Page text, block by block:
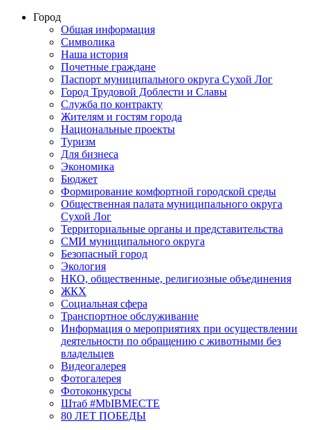
Город
Общая информация
Символика
Наша история
Почетные граждане
Паспорт муниципального округа Сухой Лог
Город Трудовой Доблести и Славы
Служба по контракту
Жителям и гостям города
Национальные проекты
Туризм
Для бизнеса
Экономика
Бюджет
Формирование комфортной городской среды
Общественная палата муниципального округа
Сухой Лог
Территориальные органы и представительства
СМИ муниципального округа
Безопасный город
Экология
НКО, общественные, религиозные объединения
ЖКХ
Социальная сфера
Транспортное обслуживание
Информация о мероприятиях при осуществлении
деятельности по обращению с животными без
владельцев
Видеогалерея
Фотогалерея
Фотоконкурсы
Штаб #MbIBMECTE
80 ЛЕТ ПОБЕДЫ